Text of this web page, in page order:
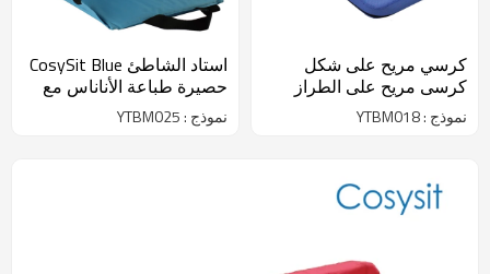
كرسي مريح على شكل
كرسى مريح على الطراز
الياباني مع مسند ظهر
ومقبض
نموذج : YTBM018
استاد الشاطئ CosySit Blue
حصيرة طباعة الأناناس مع
الأشرطة إضافية
نموذج : YTBM025